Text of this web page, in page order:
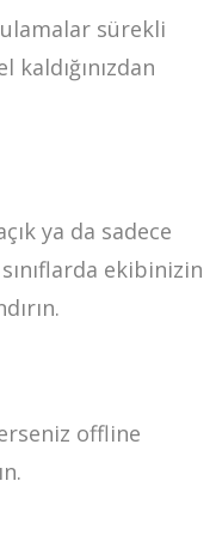
sürekli
kaldığınızdan
ya da sadece
ekibinizin
offline